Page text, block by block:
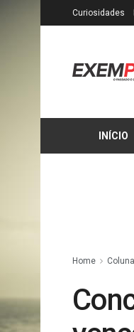
Curiosidades
INÍCIO
Home